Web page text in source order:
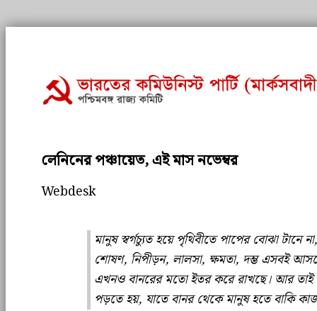
লেনিনের পঞ্চায়েত, এই মাস নভেম্বর
Webdesk
মানুষ স্বর্গচ্যুত হয়ে পৃথিবীতে পাপের বোঝা
শোষণ, নিপীড়ন, লালসা, ক্ষমতা, দম্ভ এসবই
এখনও বানরের মতো ইতর করে রাখছে। আর তাই
পড়তে হয়, যাতে বানর থেকে মানুষ হতে বাকি